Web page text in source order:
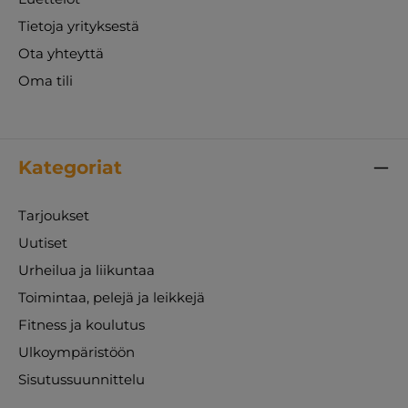
Tietoja yrityksestä
Ota yhteyttä
Oma tili
Kategoriat
Tarjoukset
Uutiset
Urheilua ja liikuntaa
Toimintaa, pelejä ja leikkejä
Fitness ja koulutus
Ulkoympäristöön
Sisutussuunnittelu